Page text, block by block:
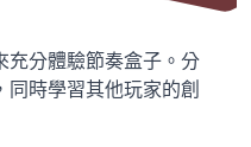
充分體驗節奏盒子。分
時學習其他玩家的創